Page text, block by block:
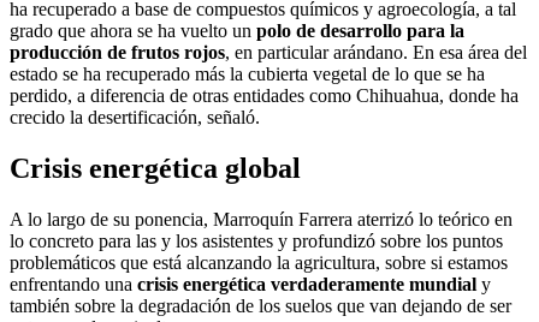
ha recuperado a base de compuestos químicos y agroecología, a tal
grado que ahora se ha vuelto un polo de desarrollo para la
producción de frutos rojos, en particular arándano. En esa área del
estado se ha recuperado más la cubierta vegetal de lo que se ha
perdido, a diferencia de otras entidades como Chihuahua, donde ha
crecido la desertificación, señaló.
Crisis energética global
A lo largo de su ponencia, Marroquín Farrera aterrizó lo teórico en
lo concreto para las y los asistentes y profundizó sobre los puntos
problemáticos que está alcanzando la agricultura, sobre si estamos
enfrentando una crisis energética verdaderamente mundial y
también sobre la degradación de los suelos que van dejando de ser